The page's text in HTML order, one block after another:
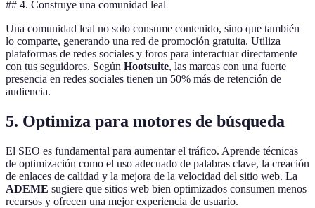
## 4. Construye una comunidad leal
Una comunidad leal no solo consume contenido, sino que también
lo comparte, generando una red de promoción gratuita. Utiliza
plataformas de redes sociales y foros para interactuar directamente
con tus seguidores. Según Hootsuite, las marcas con una fuerte
presencia en redes sociales tienen un 50% más de retención de
audiencia.
5. Optimiza para motores de búsqueda
El SEO es fundamental para aumentar el tráfico. Aprende técnicas
de optimización como el uso adecuado de palabras clave, la creación
de enlaces de calidad y la mejora de la velocidad del sitio web. La
ADEME sugiere que sitios web bien optimizados consumen menos
recursos y ofrecen una mejor experiencia de usuario.